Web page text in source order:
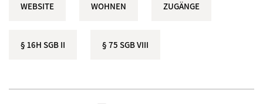
WEBSITE WOHNEN ZUGÄNGE
§ 16H SGB II § 75 SGB VIII